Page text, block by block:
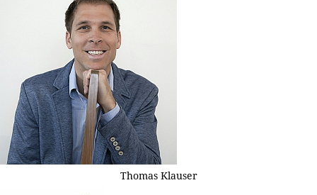
Thomas Klauser